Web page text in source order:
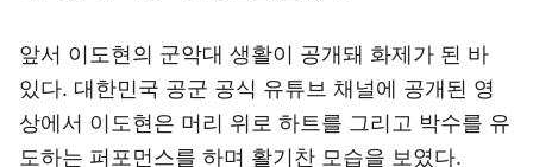
앞서 이도현의 군악대 생활이 공개돼 화제가 된 바
있다. 대한민국 공군 공식 유튜브 채널에 공개된 영
상에서 이도현은 머리 위로 하트를 그리고 박수를 유
도하는 퍼포먼스를 하며 활기찬 모습을 보였다.